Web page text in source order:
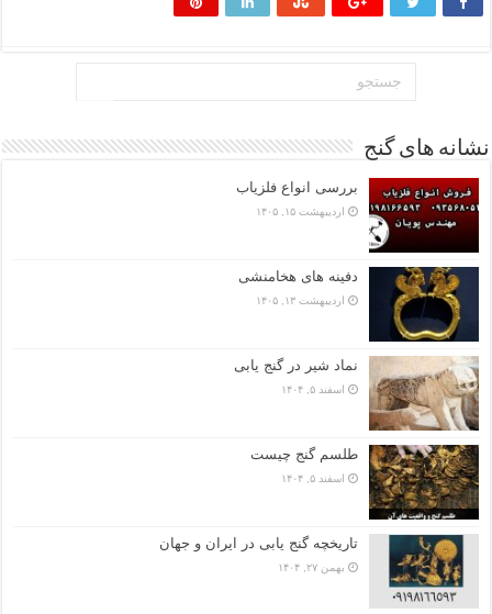
نشانه های گنج
بررسی انواع فلزیاب
اردیبهشت ۱۵, ۱۴۰۵
دفینه های هخامنشی
اردیبهشت ۱۳, ۱۴۰۵
نماد شیر در گنج یابی
اسفند ۵, ۱۴۰۴
طلسم گنج چیست
اسفند ۵, ۱۴۰۴
تاریخچه گنج‌ یابی در ایران و جهان
بهمن ۲۷, ۱۴۰۴